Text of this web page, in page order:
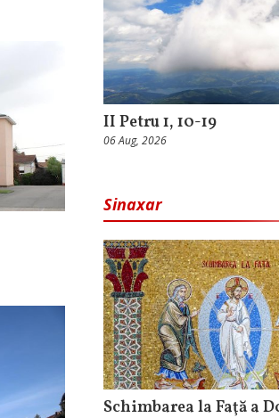
II Petru 1, 10-19
06 Aug, 2026
Sinaxar
Schimbarea la Faţă a